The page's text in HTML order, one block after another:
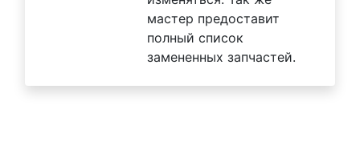
мастер предоставит
полный список
замененных запчастей.